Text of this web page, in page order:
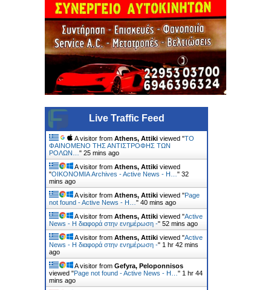
Live Traffic Feed
A visitor from Athens, Attiki viewed "ΤΟ
ΦΑΙΝΟΜΕΝΟ ΤΗΣ ΑΝΤΙΣΤΡΟΦΗΣ ΤΩΝ
ΡΟΛΩΝ… " 25 mins ago
A visitor from Athens, Attiki viewed
"ΟΙΚΟΝΟΜΙΑ Archives - Active News - Η… " 32
mins ago
A visitor from Athens, Attiki viewed "Page
not found - Active News - Η… " 41 mins ago
A visitor from Athens, Attiki viewed "Active
News - Η διαφορά στην ενημέρωση -" 52 mins ago
A visitor from Athens, Attiki viewed "Active
News - Η διαφορά στην ενημέρωση -" 1 hr 42 mins
ago
A visitor from Gefyra, Peloponnisos
viewed "Page not found - Active News - Η… " 1 hr 44
mins ago